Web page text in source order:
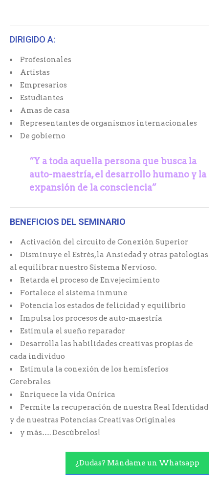
DIRIGIDO A:
Profesionales
Artistas
Empresarios
Estudiantes
Amas de casa
Representantes de organismos internacionales
De gobierno
“Y a toda aquella persona que busca la
auto-maestría,el desarrollo humano y la
expansión de la consciencia”
BENEFICIOS DEL SEMINARIO
Activación del circuito de Conexión Superior
Disminuye el Estrés, la Ansiedad y otras patologías
al equilibrar nuestro Sistema Nervioso.
Retarda el proceso de Envejecimiento
Fortalece el sistema inmune
Potencia los estados de felicidad y equilibrio
Impulsa los procesos de auto-maestría
Estimula el sueño reparador
Desarrolla las habilidades creativas propias de
cada individuo
Estimula la conexión de los hemisferios
Cerebrales
Enriquece la vida Onírica
Permite la recuperación de nuestra Real Identidad
y de nuestras Potencias Creativas Originales
y más…. Descúbrelos!
¿Dudas? Mándame un Whatsapp